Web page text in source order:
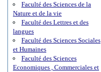
Faculté des Sciences de la
Nature et de la vie
Faculté des Lettres et des
langues
Faculté des Sciences Sociales
et Humaines
Faculté des Sciences
Economiques , Commerciales et